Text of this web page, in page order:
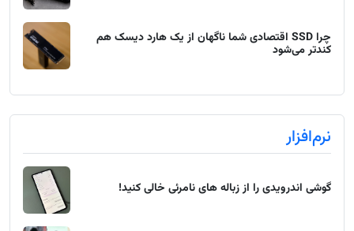
چرا SSD اقتصادی شما ناگهان از یک هارد دیسک هم
کندتر می‌شود
نرم‌افزار
گوشی اندرویدی را از زباله های نامرئی خالی کنید!